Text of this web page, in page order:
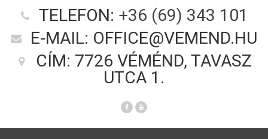
TELEFON: +36 (69) 343 101
E-MAIL: OFFICE@VEMEND.HU
CÍM: 7726 VÉMÉND, TAVASZ
UTCA 1.